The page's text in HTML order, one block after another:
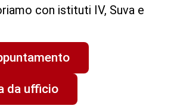
con istituti IV, Suva e
da ufficio